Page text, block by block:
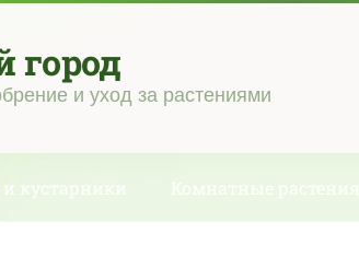
город
и уход за растениями
и кустарники Комнатные растения